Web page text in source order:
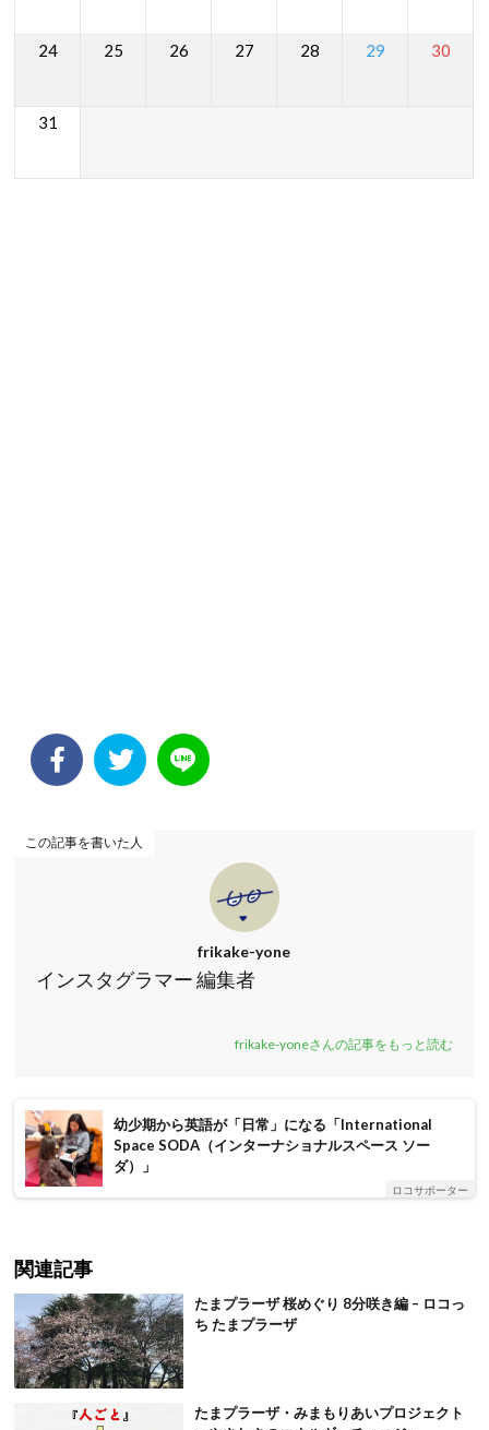
24 25 26 27 28 29 30
31
この記事を書いた人
frikake-yone
インスタグラマー 編集者
frikake-yoneさんの記事をもっと読む
幼少期から英語が「日常」になる「International
Space SODA（インターナショナルスペース ソー
ダ）」
ロコサポーター
関連記事
たまプラーザ 桜めぐり 8分咲き編 – ロコっ
ち たまプラーザ
たまプラーザ・みまもりあいプロジェクト